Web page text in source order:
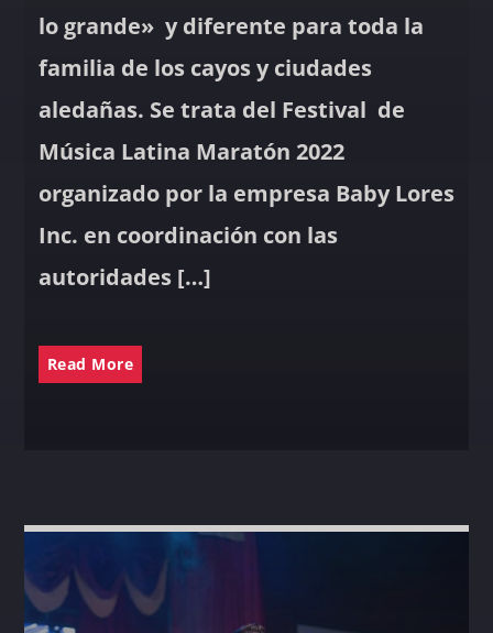
lo grande» y diferente para toda la
familia de los cayos y ciudades
aledañas. Se trata del Festival de
Música Latina Maratón 2022
organizado por la empresa Baby Lores
Inc. en coordinación con las
autoridades […]
Read More